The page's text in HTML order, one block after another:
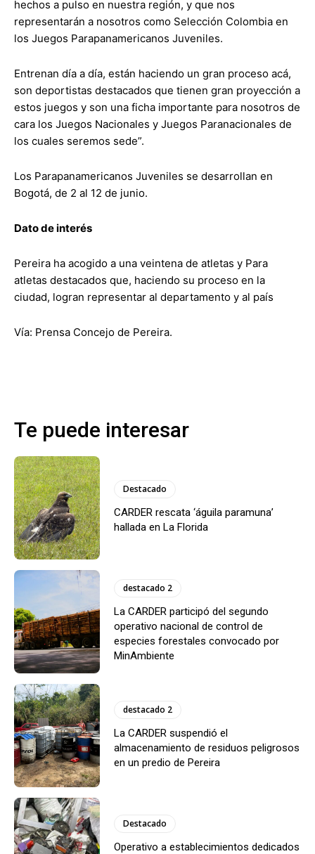
hechos a pulso en nuestra región, y que nos
representarán a nosotros como Selección Colombia en
los Juegos Parapanamericanos Juveniles.
Entrenan día a día, están haciendo un gran proceso acá,
son deportistas destacados que tienen gran proyección a
estos juegos y son una ficha importante para nosotros de
cara los Juegos Nacionales y Juegos Paranacionales de
los cuales seremos sede”.
Los Parapanamericanos Juveniles se desarrollan en
Bogotá, de 2 al 12 de junio.
Dato de interés
Pereira ha acogido a una veintena de atletas y Para
atletas destacados que, haciendo su proceso en la
ciudad, logran representar al departamento y al país
Vía: Prensa Concejo de Pereira.
Te puede interesar
Destacado
CARDER rescata ‘águila paramuna’
hallada en La Florida
destacado 2
La CARDER participó del segundo
operativo nacional de control de
especies forestales convocado por
MinAmbiente
destacado 2
La CARDER suspendió el
almacenamiento de residuos peligrosos
en un predio de Pereira
Destacado
Operativo a establecimientos dedicados